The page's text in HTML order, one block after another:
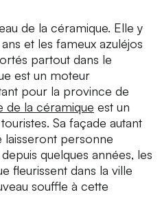
de la céramique. Elle y
et les fameux azuléjos
partout dans le
est un moteur
pour la province de
de la céramique est un
Sa façade autant
laisseront personne
quelques années, les
fleurissent dans la ville
souffle à cette